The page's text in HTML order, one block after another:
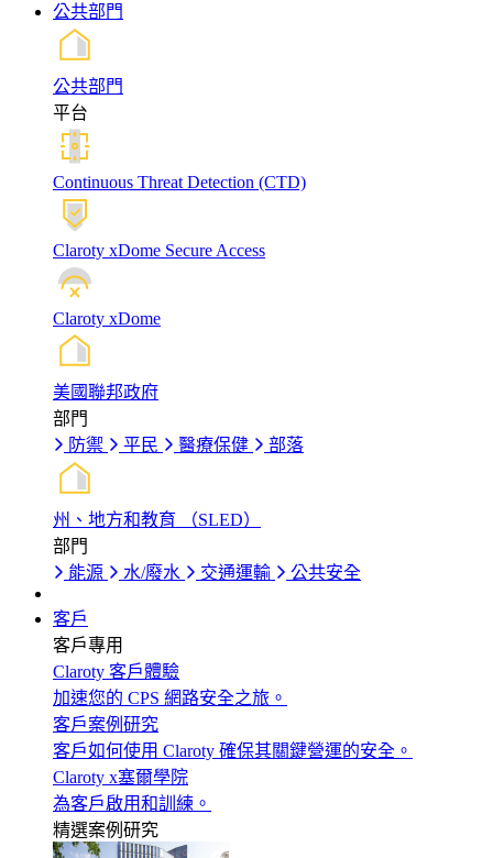
公共部門
公共部門
平台
Continuous Threat Detection (CTD)
Claroty xDome Secure Access
Claroty xDome
美國聯邦政府
部門
防禦
平民 醫療保健 部落
州、地方和教育 （SLED）
部門
能源
水/廢水 交通運輸 公共安全
客戶
客戶專用
Claroty 客戶體驗
加速您的 CPS 網路安全之旅。
客戶案例研究
客戶如何使用 Claroty 確保其關鍵營運的安全。
Claroty x塞爾學院
為客戶啟用和訓練。
精選案例研究